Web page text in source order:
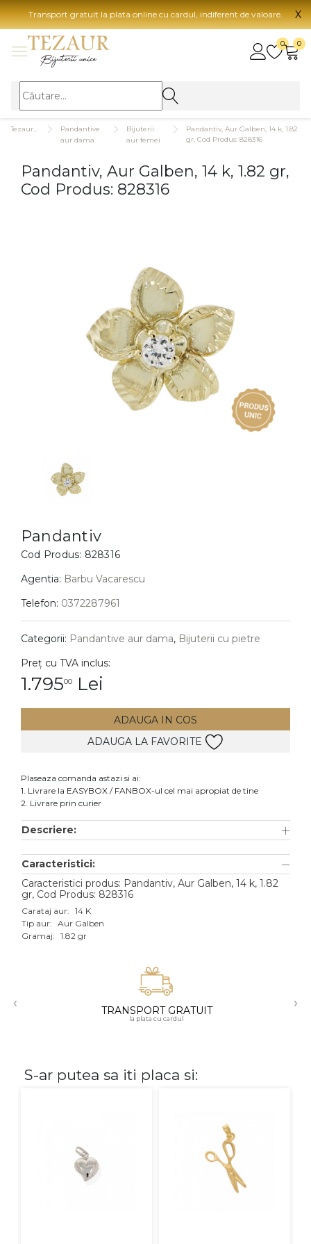
Transport gratuit la plata online cu cardul, indiferent de valoare. X
0 0
BIJUTERII
BIJUTERII FEMEI
Inele
Bratari
BIJUTERII COPII
Cercei
Bratari
Coliere
Lanturi
Pandantive
Inele
Cercei
Bratari
Lanturi
Pandantive
Accesorii
Aur galben
Aur alb
Aur roz
Pandantive
aur dama
Bijuterii
aur femei
Pandantiv, Aur Galben, 14 k, 1.82
gr, Cod Produs: 828316
Pandantiv, Aur Galben, 14 k, 1.82 gr,
Cod Produs: 828316
Pandantiv
Cod Produs: 828316
Agentia: Barbu Vacarescu
Telefon: 0372287961
Categorii: Pandantive aur dama, Bijuterii cu pietre
Preț cu TVA inclus:
1.79500 Lei
ADAUGA IN COS
ADAUGA LA FAVORITE
Plaseaza comanda astazi si ai:
1. Livrare la EASYBOX / FANBOX-ul cel mai apropiat de tine
2. Livrare prin curier
Descriere:
Caracteristici:
Caracteristici produs: Pandantiv, Aur Galben, 14 k, 1.82
gr, Cod Produs: 828316
Carataj aur: 14 K
Tip aur: Aur Galben
Gramaj: 1.82 gr
‹ TRANSPORT GRATUIT
la plata cu cardul
›
S-ar putea sa iti placa si: